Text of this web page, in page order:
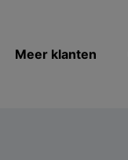
Meer klanten